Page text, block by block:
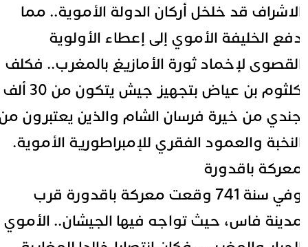
قد خلخل أركان الدولة الأموية.. مما
الخليفة الأموي إلى إعطاء الأولوية
لإخماد ثورة الأمازيغ بالمغرب.. فكلف
كلثوم بن عياض بتجهيز جيش يتكون من 30 ألف
من خيرة فرسان الشام والذين يعتبرون من
والعمود الفقري للإمبراطورية الأموية.
باقدورة
وفي سنة 741 وقعت معركة باقدورة قرب
فاس، حيث تواجه فيها الجيشان.. الأموي